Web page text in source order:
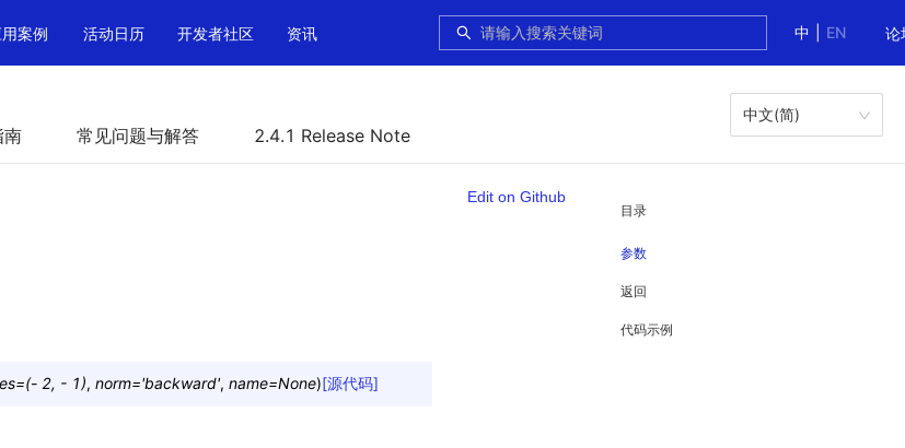
中
EN 论
案例 活动日历 开发者社区 资讯
南 常见问题与解答 2.4.1 Release Note
中文(简)
目录
参数
返回
代码示例
Edit on Github
=(- 2, - 1), norm='backward', name=None)[源代码]